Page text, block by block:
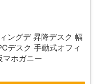
ングデ 昇降デスク 幅
デスク 手動式オフィ
ホガニー